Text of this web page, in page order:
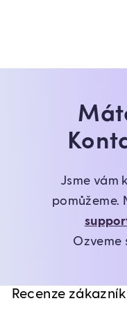
Jsme vám
pomůžeme.
Ozveme
Recenze